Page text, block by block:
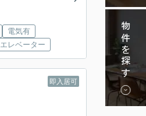
物件を探す
電気有
エレベーター
即入居可